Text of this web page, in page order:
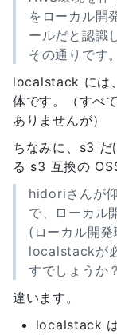
をローカル開
ールだと認識
その通りです。
localstack には
体です。（すべ
ありませんが）
ちなみに、s3 だ
る s3 互換の
hidoriさんが
で、ローカル
(ローカル開発
localstackが
すでしょうか？
違います。
localstack